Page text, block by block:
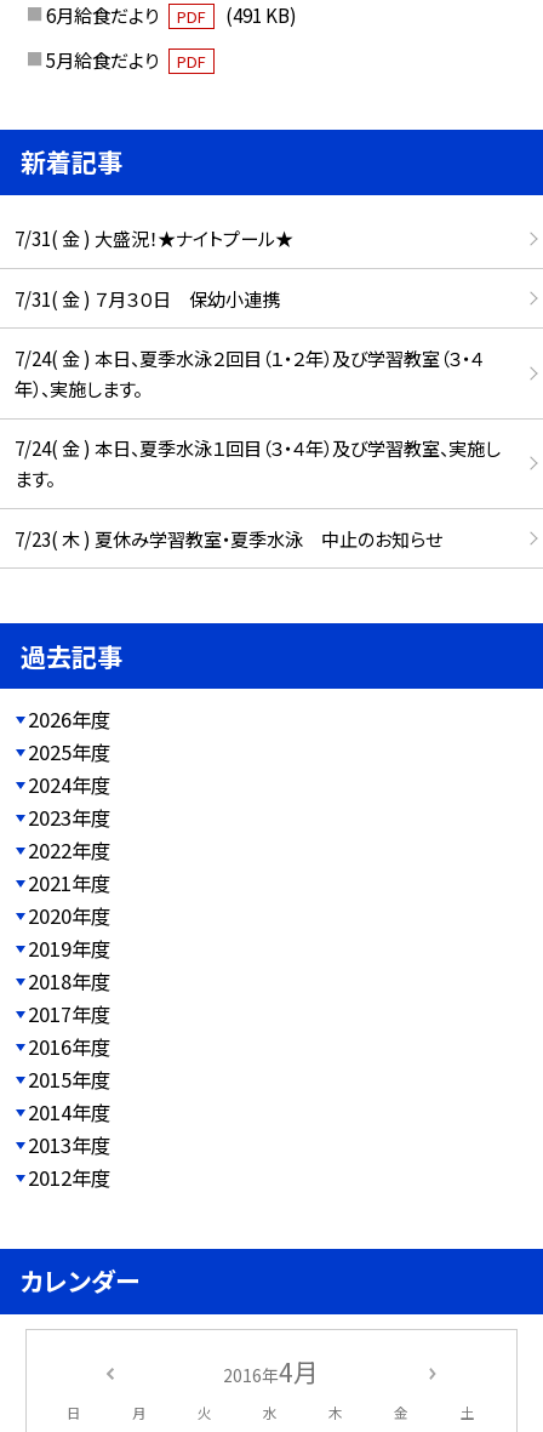
6月給食だより
PDF
(491 KB)
5月給食だより
PDF
新着記事
7/31( 金 ) 大盛況！★ナイトプール★
7/31( 金 ) ７月３０日 保幼小連携
7/24( 金 ) 本日、夏季水泳２回目（１・２年）及び学習教室（３・４
年）、実施します。
7/24( 金 ) 本日、夏季水泳１回目（３・４年）及び学習教室、実施し
ます。
7/23( 木 ) 夏休み学習教室・夏季水泳 中止のお知らせ
過去記事
2026年度
2025年度
2024年度
2023年度
2022年度
2021年度
2020年度
2019年度
2018年度
2017年度
2016年度
2015年度
2014年度
2013年度
2012年度
カレンダー
2016年4月
日 月 火 水 木 金 土